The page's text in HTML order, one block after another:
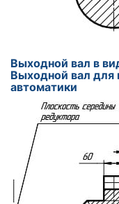
Выходной вал в
Выходной вал для
автоматики